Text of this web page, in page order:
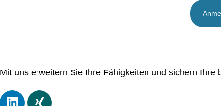
Mit uns erweitern Sie Ihre Fähigkeiten und sichern Ihre